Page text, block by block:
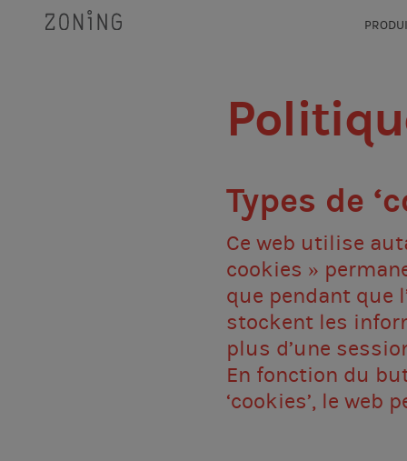
Types de
Ce web utilise
cookies »
que pendant que
stockent les
plus d’une
En fonction du
‘cookies’, le web